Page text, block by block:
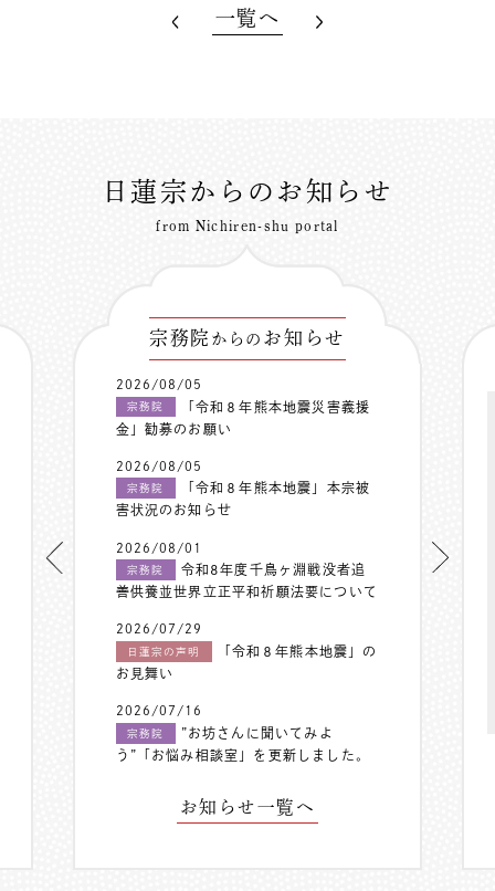
一覧へ
日蓮宗からのお知らせ
from Nichiren-shu portal
宗務院 からの お知らせ
2026/08/05
宗務院
「令和８年熊本地震災害義援
金」勧募のお願い
2026/08/05
宗務院
「令和８年熊本地震」本宗被
害状況のお知らせ
2026/08/01
宗務院
令和8年度千鳥ヶ淵戦没者追
善供養並世界立正平和祈願法要について
2026/07/29
日蓮宗の声明
「令和８年熊本地震」の
お見舞い
2026/07/16
宗務院
”お坊さんに聞いてみよ
う”「お悩み相談室」を更新しました。
お知らせ一覧へ